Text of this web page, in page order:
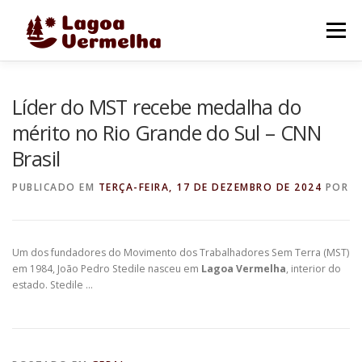
Menu
FALE CONOSCO
Líder do MST recebe medalha do
mérito no Rio Grande do Sul – CNN
Brasil
PUBLICADO EM TERÇA-FEIRA, 17 DE DEZEMBRO DE 2024 POR
Um dos fundadores do Movimento dos Trabalhadores Sem Terra (MST)
em 1984, João Pedro Stedile nasceu em Lagoa Vermelha, interior do
estado. Stedile …